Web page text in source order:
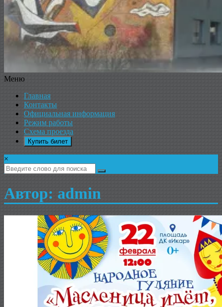
ИКАР
Меню
Главная
Контакты
Официальная информация
Режим работы
Схема проезда
Купить билет
×
Автор: admin